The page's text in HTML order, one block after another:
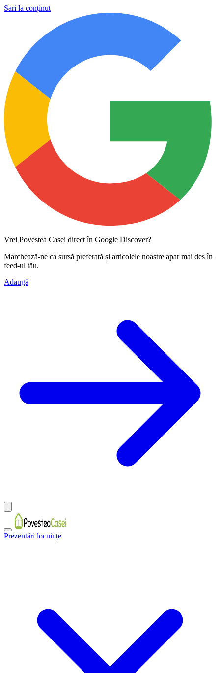
Sari la conținut
Vrei Povestea Casei direct în Google Discover?
Marchează-ne ca sursă preferată și articolele noastre apar mai des în
feed-ul tău.
Adaugă
Prezentări locuințe